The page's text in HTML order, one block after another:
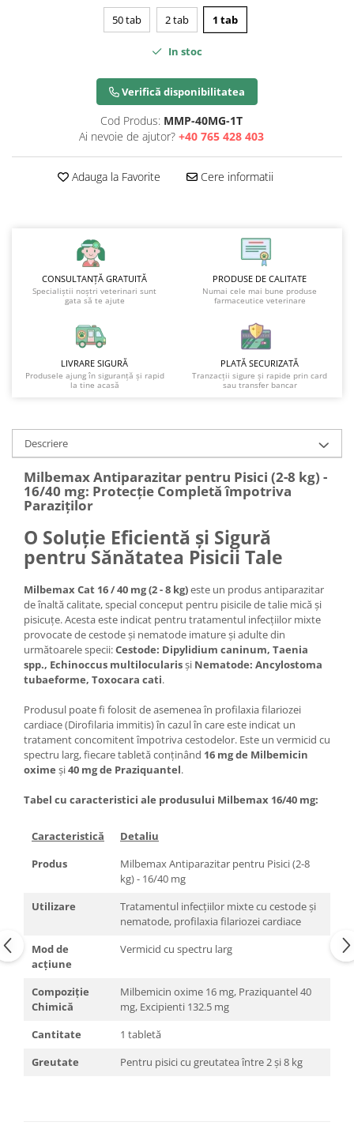
50 tab 2 tab 1 tab
In stoc
Verifică disponibilitatea
Cod Produs: MMP-40MG-1T
Ai nevoie de ajutor? +40 765 428 403
Adauga la Favorite Cere informatii
CONSULTANȚĂ GRATUITĂ
Specialiștii noștri veterinari sunt
gata să te ajute
PRODUSE DE CALITATE
Numai cele mai bune produse
farmaceutice veterinare
LIVRARE SIGURĂ
Produsele ajung în siguranță și rapid
la tine acasă
PLATĂ SECURIZATĂ
Tranzacții sigure și rapide prin card
sau transfer bancar
Descriere
Milbemax Antiparazitar pentru Pisici (2-8 kg) -
16/40 mg: Protecție Completă împotriva
Paraziților
O Soluție Eficientă și Sigură
pentru Sănătatea Pisicii Tale
Milbemax Cat 16 / 40 mg (2 - 8 kg)este un produs antiparazitar
de înaltă calitate, special conceput pentru pisicile de talie mică și
pisicuțe. Acesta este indicat pentru tratamentul infecțiilor mixte
provocate de cestode și nematode imature și adulte din
următoarele specii:Cestode: Dipylidium caninum, Taenia
spp., Echinoccus multilocularisși Nematode: Ancylostoma
tubaeforme, Toxocara cati.
Produsul poate fi folosit de asemenea în profilaxia filariozei
cardiace (Dirofilaria immitis) în cazul în care este indicat un
tratament concomitent împotriva cestodelor. Este un vermicid cu
spectru larg, fiecare tabletă conținând 16 mg de Milbemicin
oxime și40 mg de Praziquantel.
Tabel cu caracteristici ale produsului Milbemax 16/40 mg:
Caracteristică
Detaliu
Produs
Milbemax Antiparazitar pentru Pisici (2-8
kg) - 16/40 mg
Utilizare
Tratamentul infecțiilor mixte cu cestode și
nematode, profilaxia filariozei cardiace
Mod de
acțiune
Vermicid cu spectru larg
Compoziție
Chimică
Milbemicin oxime 16 mg, Praziquantel 40
mg, Excipienti 132.5 mg
Cantitate
1 tabletă
Greutate
Pentru pisici cu greutatea între 2 și 8 kg